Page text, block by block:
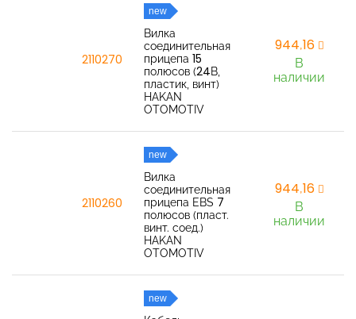
2110270
new
Вилка
соединительная
прицепа 15
полюсов (24В,
пластик, винт)
HAKAN
OTOMOTIV
944,16
В
наличии
2110260
new
Вилка
соединительная
прицепа EBS 7
полюсов (пласт.
винт. соед.)
HAKAN
OTOMOTIV
944,16
В
наличии
new